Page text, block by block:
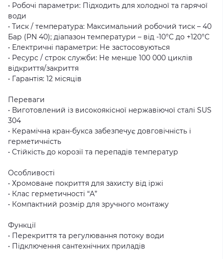
• Робочі параметри: Підходить для холодної та гарячої
води
• Тиск / температура: Максимальний робочий тиск – 40
Бар (PN 40); діапазон температури – від -10°C до +120°C
• Електричні параметри: Не застосовуються
• Ресурс / строк служби: Не менше 100 000 циклів
відкриття/закриття
• Гарантія: 12 місяців
Переваги
• Виготовлений із високоякісної нержавіючої сталі SUS
304
• Керамічна кран-букса забезпечує довговічність і
герметичність
• Стійкість до корозії та перепадів температур
Особливості
• Хромоване покриття для захисту від іржі
• Клас герметичності “А”
• Компактний розмір для зручного монтажу
Функції
• Перекриття та регулювання потоку води
• Підключення сантехнічних приладів